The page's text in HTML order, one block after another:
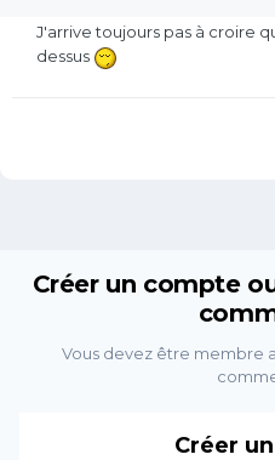
J'arrive toujours pas à croire
dessus
Créer un compte
Vous devez être membre
Créer